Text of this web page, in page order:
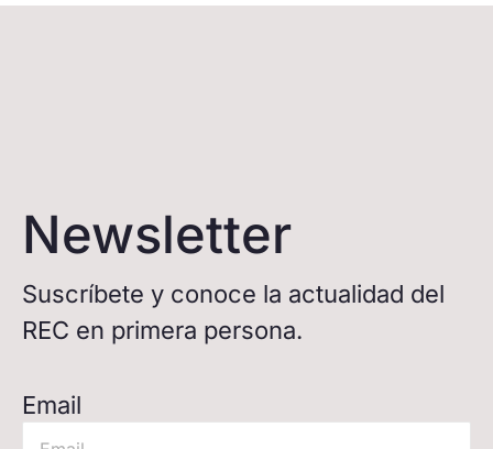
Newsletter
Suscríbete y conoce la actualidad del
REC en primera persona.
Email